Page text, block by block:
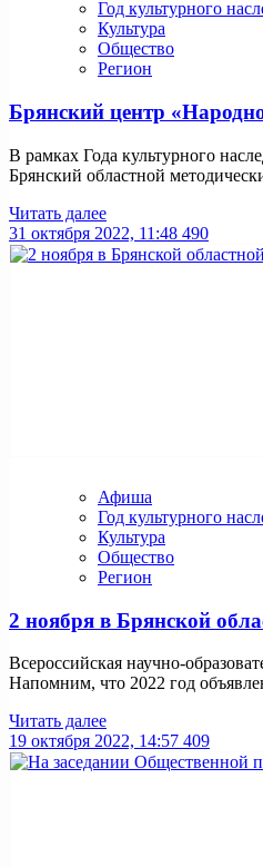
Год культурного
Культура
Общество
Регион
Брянский центр
В рамках Года культурного
Брянский областной
Читать далее
31 октября 2022, 11:48 490
Афиша
Год культурного
Культура
Общество
Регион
2 ноября в Брянской
Всероссийская научно-
Напомним, что 2022 год
Читать далее
19 октября 2022, 14:57 409